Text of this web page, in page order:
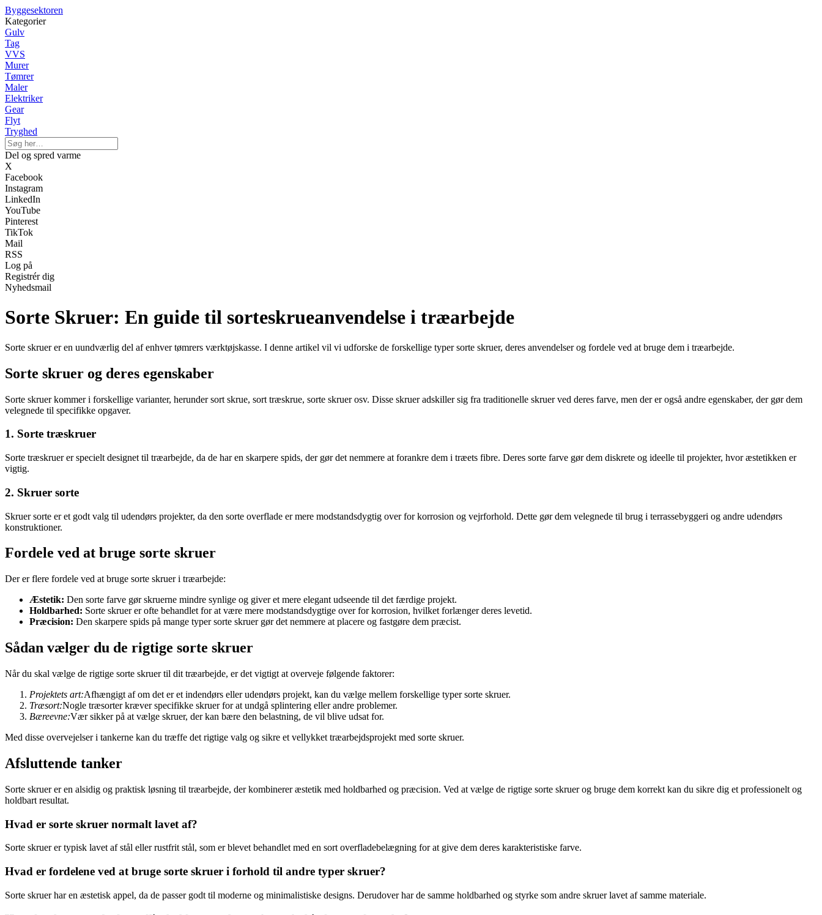
Byggesektoren
Kategorier
Gulv
Tag
VVS
Murer
Tømrer
Maler
Elektriker
Gear
Flyt
Tryghed
Del og spred varme
X
Facebook
Instagram
LinkedIn
YouTube
Pinterest
TikTok
Mail
RSS
Log på
Registrér dig
Nyhedsmail
Sorte Skruer: En guide til sorteskrueanvendelse i træarbejde
Sorte skruer er en uundværlig del af enhver tømrers værktøjskasse. I denne artikel vil vi udforske de forskellige typer sorte skruer, deres anvendelser og fordele ved at bruge dem i træarbejde.
Sorte skruer og deres egenskaber
Sorte skruer kommer i forskellige varianter, herunder sort skrue, sort træskrue, sorte skruer osv. Disse skruer adskiller sig fra traditionelle skruer ved deres farve, men der er også andre egenskaber, der gør dem
velegnede til specifikke opgaver.
1. Sorte træskruer
Sorte træskruer er specielt designet til træarbejde, da de har en skarpere spids, der gør det nemmere at forankre dem i træets fibre. Deres sorte farve gør dem diskrete og ideelle til projekter, hvor æstetikken er
vigtig.
2. Skruer sorte
Skruer sorte er et godt valg til udendørs projekter, da den sorte overflade er mere modstandsdygtig over for korrosion og vejrforhold. Dette gør dem velegnede til brug i terrassebyggeri og andre udendørs
konstruktioner.
Fordele ved at bruge sorte skruer
Der er flere fordele ved at bruge sorte skruer i træarbejde:
Æstetik: Den sorte farve gør skruerne mindre synlige og giver et mere elegant udseende til det færdige projekt.
Holdbarhed: Sorte skruer er ofte behandlet for at være mere modstandsdygtige over for korrosion, hvilket forlænger deres levetid.
Præcision: Den skarpere spids på mange typer sorte skruer gør det nemmere at placere og fastgøre dem præcist.
Sådan vælger du de rigtige sorte skruer
Når du skal vælge de rigtige sorte skruer til dit træarbejde, er det vigtigt at overveje følgende faktorer:
Projektets art:Afhængigt af om det er et indendørs eller udendørs projekt, kan du vælge mellem forskellige typer sorte skruer.
Træsort:Nogle træsorter kræver specifikke skruer for at undgå splintering eller andre problemer.
Bæreevne:Vær sikker på at vælge skruer, der kan bære den belastning, de vil blive udsat for.
Med disse overvejelser i tankerne kan du træffe det rigtige valg og sikre et vellykket træarbejdsprojekt med sorte skruer.
Afsluttende tanker
Sorte skruer er en alsidig og praktisk løsning til træarbejde, der kombinerer æstetik med holdbarhed og præcision. Ved at vælge de rigtige sorte skruer og bruge dem korrekt kan du sikre dig et professionelt og
holdbart resultat.
Hvad er sorte skruer normalt lavet af?
Sorte skruer er typisk lavet af stål eller rustfrit stål, som er blevet behandlet med en sort overfladebelægning for at give dem deres karakteristiske farve.
Hvad er fordelene ved at bruge sorte skruer i forhold til andre typer skruer?
Sorte skruer har en æstetisk appel, da de passer godt til moderne og minimalistiske designs. Derudover har de samme holdbarhed og styrke som andre skruer lavet af samme materiale.